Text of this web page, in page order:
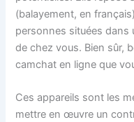
(balayement, en
personnes situées dans
de chez vous. Bien sûr,
camchat en ligne que
Ces appareils sont les
mettre en œuvre un